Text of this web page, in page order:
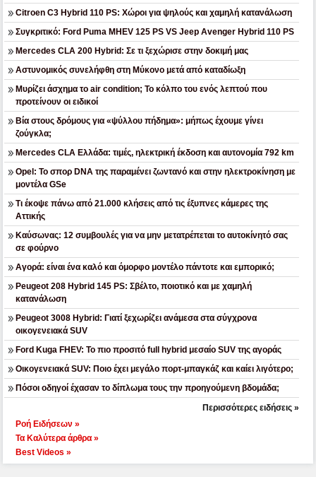
Citroen C3 Hybrid 110 PS: Χώροι για ψηλούς και χαμηλή κατανάλωση
Συγκριτικό: Ford Puma MHEV 125 PS VS Jeep Avenger Hybrid 110 PS
Mercedes CLA 200 Hybrid: Σε τι ξεχώρισε στην δοκιμή μας
Αστυνομικός συνελήφθη στη Μύκονο μετά από καταδίωξη
Μυρίζει άσχημα το air condition; Το κόλπο του ενός λεπτού που
προτείνουν οι ειδικοί
Βία στους δρόμους για «ψύλλου πήδημα»: μήπως έχουμε γίνει
ζούγκλα;
Mercedes CLA Ελλάδα: τιμές, ηλεκτρική έκδοση και αυτονομία 792 km
Opel: Το σπορ DNA της παραμένει ζωντανό και στην ηλεκτροκίνηση με
μοντέλα GSe
Τι έκοψε πάνω από 21.000 κλήσεις από τις έξυπνες κάμερες της
Αττικής
Καύσωνας: 12 συμβουλές για να μην μετατρέπεται το αυτοκίνητό σας
σε φούρνο
Αγορά: είναι ένα καλό και όμορφο μοντέλο πάντοτε και εμπορικό;
Peugeot 208 Hybrid 145 PS: Σβέλτο, ποιοτικό και με χαμηλή
κατανάλωση
Peugeot 3008 Hybrid: Γιατί ξεχωρίζει ανάμεσα στα σύγχρονα
οικογενειακά SUV
Ford Kuga FHEV: Το πιο προσιτό full hybrid μεσαίο SUV της αγοράς
Οικογενειακά SUV: Ποιο έχει μεγάλο πορτ-μπαγκάζ και καίει λιγότερο;
Πόσοι οδηγοί έχασαν το δίπλωμα τους την προηγούμενη βδομάδα;
Περισσότερες ειδήσεις »
Ροή Ειδήσεων »
Τα Καλύτερα άρθρα »
Best Videos »